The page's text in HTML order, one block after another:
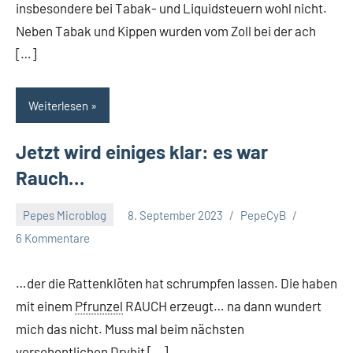
insbesondere bei Tabak- und Liquidsteuern wohl nicht.
Neben Tabak und Kippen wurden vom Zoll bei der ach
[…]
Weiterlesen
Jetzt wird einiges klar: es war
Rauch…
Pepes Microblog 8. September 2023
PepeCyB
6 Kommentare
…der die Rattenklöten hat schrumpfen lassen. Die haben
mit einem Pfrunzel RAUCH erzeugt… na dann wundert
mich das nicht. Muss mal beim nächsten